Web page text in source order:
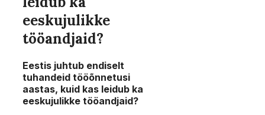
eeskujulikke
tööandjaid?
Eestis juhtub endiselt
tuhandeid tööõnnetusi
aastas, kuid kas leidub ka
eeskujulikke tööandjaid?